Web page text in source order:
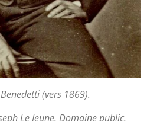
(vers 1869).
Le Jeune. Domaine public.